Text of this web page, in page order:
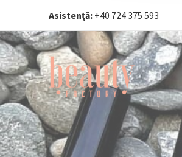
Asistență: +40 724 375 593‬